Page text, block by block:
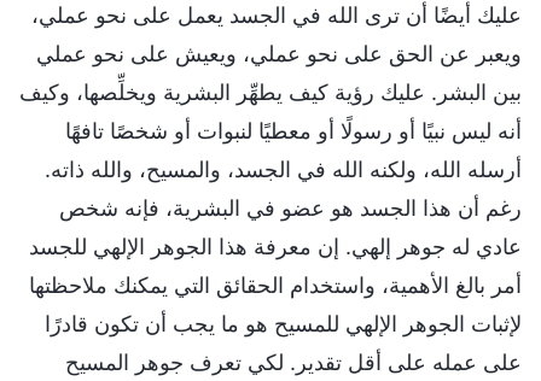
عليك أيضًا أن ترى الله في الجسد يعمل على نحو عملي،
ويعبر عن الحق على نحو عملي، ويعيش على نحو عملي
بين البشر. عليك رؤية كيف يطهِّر البشرية ويخلِّصها، وكيف
أنه ليس نبيًا أو رسولًا أو معطيًا لنبوات أو شخصًا تافهًا
أرسله الله، ولكنه الله في الجسد، والمسيح، والله ذاته.
رغم أن هذا الجسد هو عضو في البشرية، فإنه شخص
عادي له جوهر إلهي. إن معرفة هذا الجوهر الإلهي للجسد
أمر بالغ الأهمية، واستخدام الحقائق التي يمكنك ملاحظتها
لإثبات الجوهر الإلهي للمسيح هو ما يجب أن تكون قادرًا
على عمله على أقل تقدير. لكي تعرف جوهر المسيح